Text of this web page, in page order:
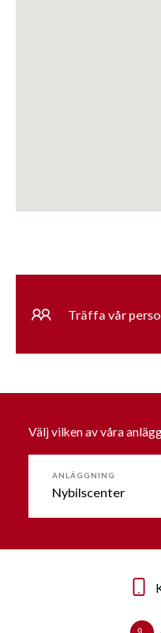
Träffa vår
Välj vilken av våra
ANLÄGGNING